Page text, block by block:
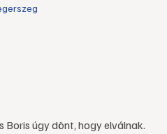
Boris úgy dönt, hogy elválnak.